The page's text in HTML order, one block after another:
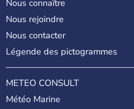
Nous connaître
Nous rejoindre
Nous contacter
Légende des pictogrammes
METEO CONSULT
Météo Marine